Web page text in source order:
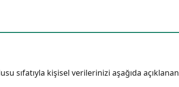
sıfatıyla kişisel verilerinizi aşağıda açıklanan